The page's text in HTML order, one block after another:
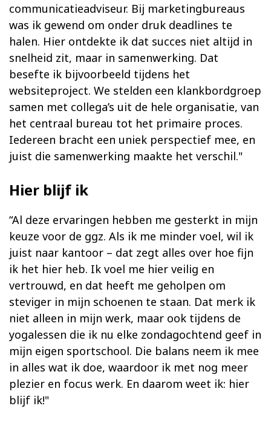
communicatieadviseur. Bij marketingbureaus
was ik gewend om onder druk deadlines te
halen. Hier ontdekte ik dat succes niet altijd in
snelheid zit, maar in samenwerking. Dat
besefte ik bijvoorbeeld tijdens het
websiteproject. We stelden een klankbordgroep
samen met collega’s uit de hele organisatie, van
het centraal bureau tot het primaire proces.
Iedereen bracht een uniek perspectief mee, en
juist die samenwerking maakte het verschil."
Hier blijf ik
“Al deze ervaringen hebben me gesterkt in mijn
keuze voor de ggz. Als ik me minder voel, wil ik
juist naar kantoor – dat zegt alles over hoe fijn
ik het hier heb. Ik voel me hier veilig en
vertrouwd, en dat heeft me geholpen om
steviger in mijn schoenen te staan. Dat merk ik
niet alleen in mijn werk, maar ook tijdens de
yogalessen die ik nu elke zondagochtend geef in
mijn eigen sportschool. Die balans neem ik mee
in alles wat ik doe, waardoor ik met nog meer
plezier en focus werk. En daarom weet ik: hier
blijf ik!"